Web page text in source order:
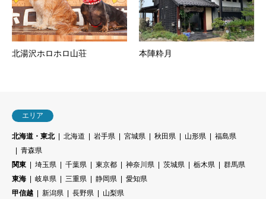
北湯沢ホロホロ山荘 本陣粋月
エリア
北海道・東北 北海道 岩手県 宮城県 秋田県 山形県
福島県
青森県
関東
埼玉県 千葉県 東京都 神奈川県 茨城県 栃木県
群馬県
東海
岐阜県 三重県 静岡県
愛知県
甲信越
新潟県 長野県
山梨県